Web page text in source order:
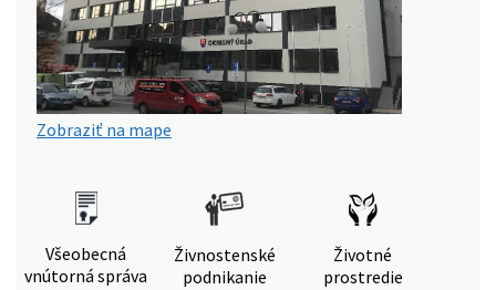
Zobraziť na mape
Všeobecná
vnútorná správa
Živnostenské
podnikanie
Životné
prostredie